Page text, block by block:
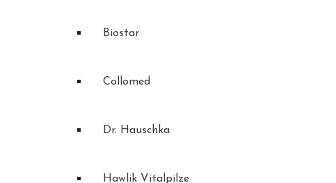
Biostar
Collomed
Dr. Hauschka
Hawlik Vitalpilze